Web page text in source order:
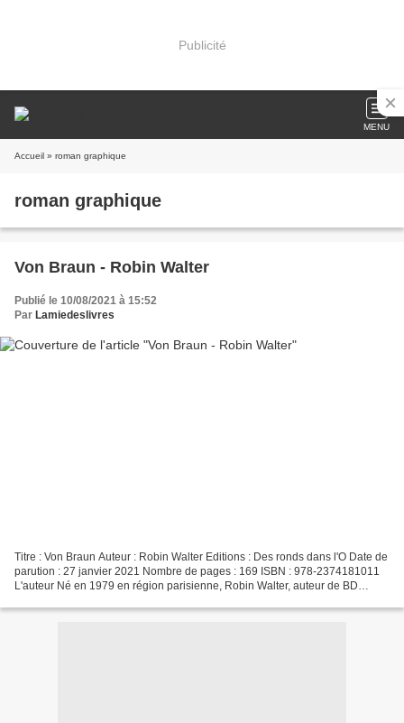
Publicité
MENU
Accueil » roman graphique
roman graphique
Von Braun - Robin Walter
Publié le 10/08/2021 à 15:52
Par Lamiedeslivres
Titre : Von Braun Auteur : Robin Walter Editions : Des ronds dans l'O Date de
parution : 27 janvier 2021 Nombre de pages : 169 ISBN : 978-2374181011
L'auteur Né en 1979 en région parisienne, Robin Walter, auteur de BD